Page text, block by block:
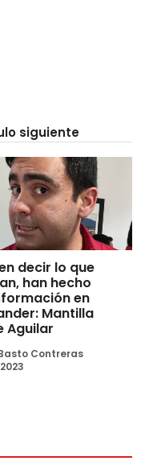
siguiente
decir lo que
han hecho
en
Mantilla
Aguilar
Contreras